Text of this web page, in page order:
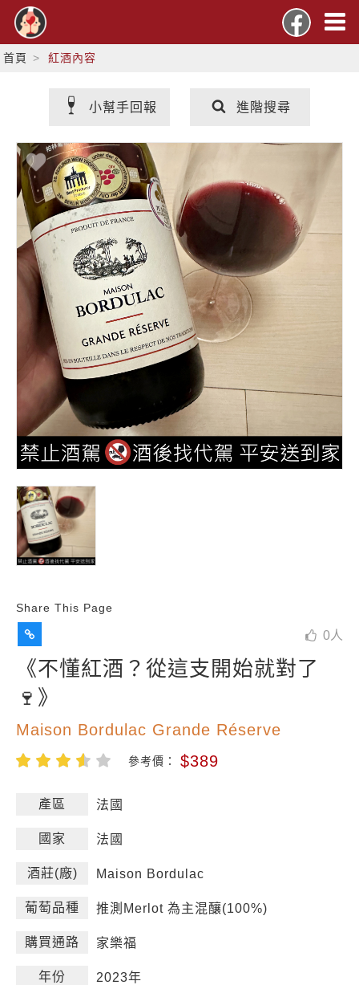
首頁 紅酒內容
小幫手回報 進階搜尋
Share This Page
0人
《不懂紅酒？從這支開始就對了
🍷》
Maison Bordulac Grande Réserve
參考價： $389
產區 法國
國家 法國
酒莊(廠) Maison Bordulac
葡萄品種 推測Merlot 為主混釀(100%)
購買通路 家樂福
年份 2023年